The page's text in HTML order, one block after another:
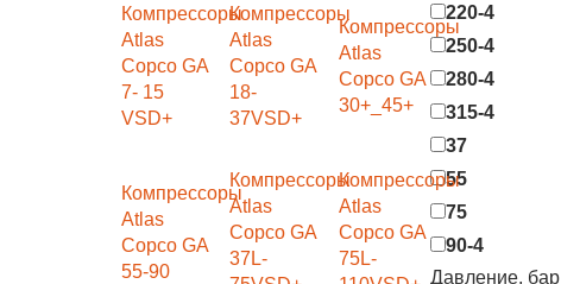
Компрессоры
Atlas
Copco GA
7- 15
VSD+
Компрессоры
Atlas
Copco GA
18-
37VSD+
Компрессоры
Atlas
Copco GA
30+_45+
Компрессоры
Atlas
Copco GA
55-90
Компрессоры
Atlas
Copco GA
37L-
Компрессоры
Atlas
Copco GA
75L-
220-4
250-4
280-4
315-4
37
55
75
90-4
Давление, бар